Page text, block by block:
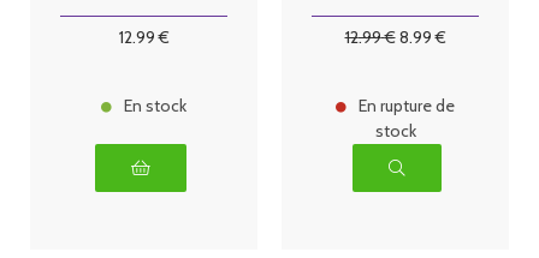
12.99€
En stock
12.99€8.99€
En rupture de
stock